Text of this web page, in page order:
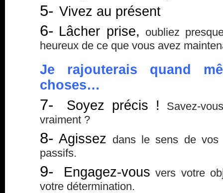
5- Vivez au présent
6- Lâcher prise, oubliez
heureux de ce que vous avez
Je rajouterais quand
choses…
7- Soyez précis !
Savez-
vraiment ?
8- Agissez dans le sens de vos
passifs.
9- Engagez-vous vers votre
votre détermination.